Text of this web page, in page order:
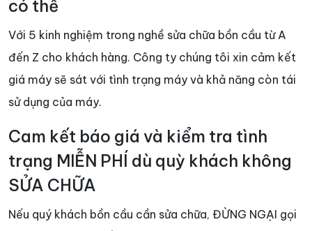
có thể
Với 5 kinh nghiệm trong nghề sửa chữa bồn cầu từ A
đến Z cho khách hàng. Công ty chúng tôi xin cảm kết
giá máy sẽ sát với tình trạng máy và khả năng còn tái
sử dụng của máy.
Cam kết báo giá và kiểm tra tình
trạng MIỄN PHÍ dù quỳ khách không
SỬA CHỮA
Nếu quý khách bồn cầu cần sửa chữa, ĐỪNG NGẠI gọi